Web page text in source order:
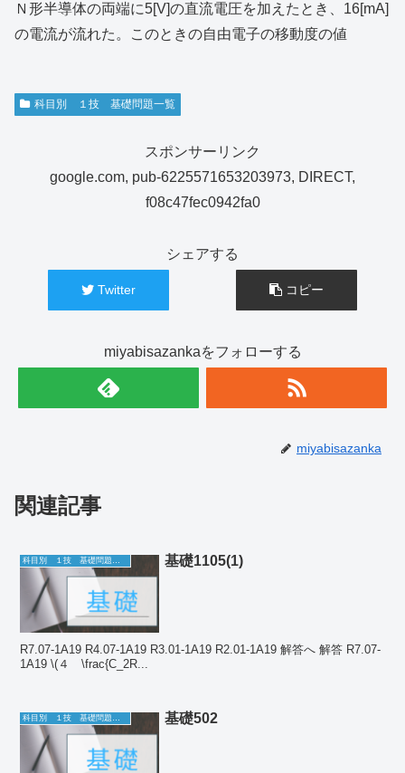
Ｎ形半導体の両端に5[V]の直流電圧を加えたとき、16[mA]
の電流が流れた。このときの自由電子の移動度の値
科目別 １技 基礎問題一覧
スポンサーリンク
google.com, pub-6225571653203973, DIRECT,
f08c47fec0942fa0
シェアする
Twitter コピー
miyabisazankaをフォローする
miyabisazanka
関連記事
基礎1105(1)
R7.07-1A19 R4.07-1A19 R3.01-1A19 R2.01-1A19 解答へ 解答 R7.07-
1A19 \(４ \frac{C_2R...
科目別 １技 基礎問題一覧 基礎502